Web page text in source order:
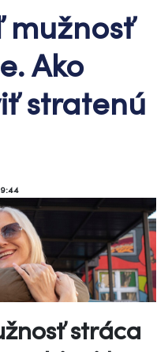
mužnosť
Ako
stratenú
stráca